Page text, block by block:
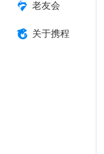
老友会
关于携程